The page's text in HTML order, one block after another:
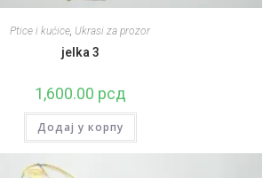
Ptice i kućice, Ukrasi za prozor
jelka 3
1,600.00 рсд
Додај у корпу